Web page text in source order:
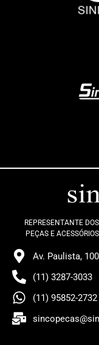
REPRESENTANTE
PEÇAS E
Av. Paulista,
(11) 3287-3033
(11) 95852-2732